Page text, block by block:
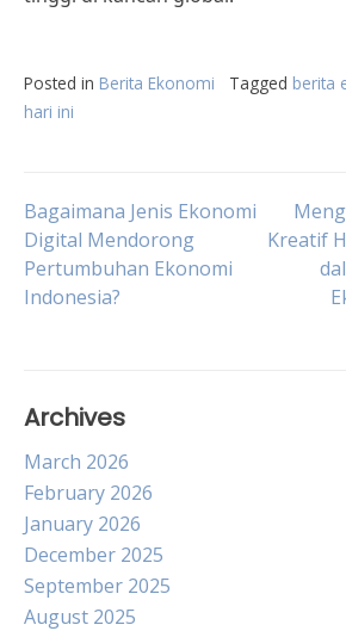
Posted in Berita Ekonomi Tagged berita
hari ini
Post
navigation
Bagaimana Jenis Ekonomi
Digital Mendorong
Pertumbuhan Ekonomi
Indonesia?
Kreatif
Archives
March 2026
February 2026
January 2026
December 2025
September 2025
August 2025